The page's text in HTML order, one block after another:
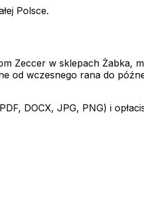
Polsce.
Zeccer w sklepach Żabka,
od wczesnego rana do
DOCX, JPG, PNG) i